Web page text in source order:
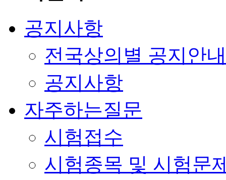
공지사항
전국상의별 공지안내
공지사항
자주하는질문
시험접수
시험종목 및 시험문